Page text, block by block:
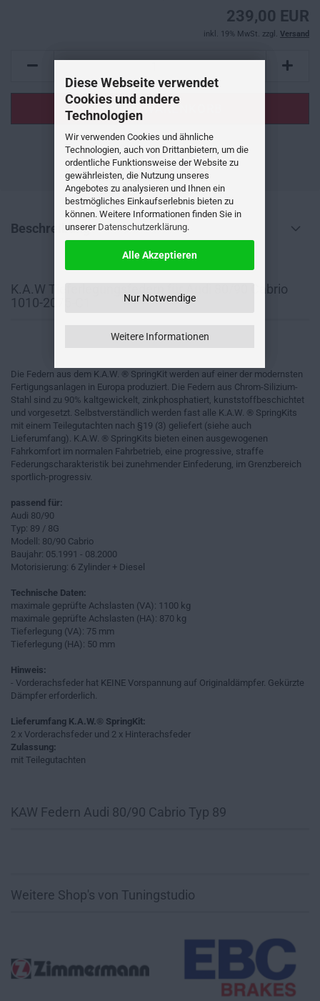
Diese Webseite verwendet
Cookies und andere
Technologien
Wir verwenden Cookies und ähnliche
Technologien, auch von Drittanbietern, um die
ordentliche Funktionsweise der Website zu
gewährleisten, die Nutzung unseres
Angebotes zu analysieren und Ihnen ein
bestmögliches Einkaufserlebnis bieten zu
können. Weitere Informationen finden Sie in
unserer Datenschutzerklärung.
Alle Akzeptieren
Nur Notwendige
Weitere Informationen
239,00 EUR
inkl. 19% MwSt. zzgl. Versand
AUF DEN MERKZETTEL
Beschreibung
K.A.W Tieferlegungsfedern für Audi 80/90 Cabrio
1010-2075-C1
Die Federn aus dem K.A.W. ® SpringKit werden auf einer der modernsten
Fertigungsanlagen in Europa produziert. Die Federn aus Chrom-Silizium-
Stahl sind zu 90% kaltgewickelt, zinkphosphatiert, kunststoffbeschichtet
und vorgesetzt. Selbstverständlich werden fast alle K.A.W. ® SpringKits
mit einem Teilegutachten nach §19 (3) geliefert (siehe auch
Lieferumfang). K.A.W. ® SpringKits bieten einen ausgewogenen
Fahrkomfort im normalen Fahrbetrieb, eine progressive, straffe
Federungscharakteristik bei zunehmender Einfederung, im Grenzbereich
sportlich-progressiv.
passend für:
Audi 80/90
Typ: 89 / 8G
Modell: 80/90 Cabrio
Baujahr: 05.1991 - 08.2000
Motorisierung: 6 Zylinder + Diesel
Technische Daten:
maximale geprüfte Achslasten (VA): 1100 kg
maximale geprüfte Achslasten (HA): 870 kg
Tieferlegung (VA): 75 mm
Tieferlegung (HA): 50 mm
Hinweis:
- Vorderachsfeder hat KEINE Vorspannung auf Originaldämpfer. Gekürzte
Dämpfer erforderlich.
Lieferumfang K.A.W.® SpringKit:
2 x Vorderachsfeder und 2 x Hinterachsfeder
Zulassung:
mit Teilegutachten
KAW Federn Audi 80/90 Cabrio Typ 89
Weitere Shop's von Tuningstudio